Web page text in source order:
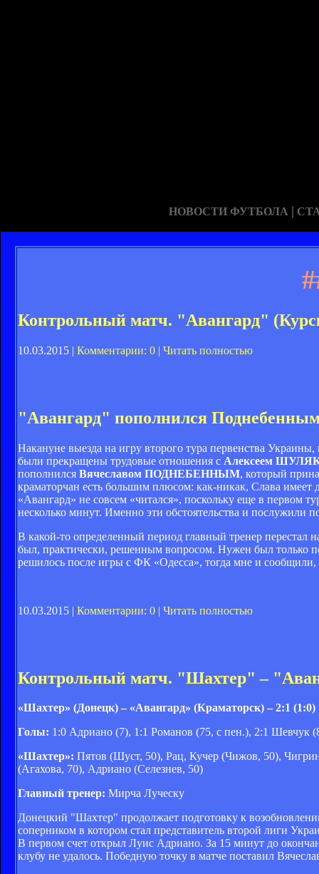
НОВОСТИ ФУТБОЛА |
Контрольный матч. "Авангард"
10.03.2015 | Комментарии: 0 | Читать полностью
"Авангард" пополнился
Накануне выезда на игру второго тура первенства
были прекращены трудовые отношения с Алексеем
пополнился Вячеславом ПОДНЕБЕННЫМ, который
краматорчан есть большим плюсом: как-никак, Слава
«Авангард» не совсем «читался», поскольку еще в первом
несколько минут. Именно эти обстоятельства и послужили
В какой-то определенный период главный тренер перестал
был, практически, решенным вопросом. Нужен был только
решилось после игры с ФК «Одесса», тогда мне и сообщили,
10.03.2015 | Комментарии: 0 | Читать полностью
Контрольный матч. "Шахтер" –
«Шахтер» (Донецк) – «Авангард» (Краматорск) – 2:1 (1:0)
Голы: 1:0 Адриано (7), 1:1 Романов (75, с пен.), 2:1 Шевчук
«Шахтер»: Пятов (Шуст, 50), Рац, Кучер (Чижов, 50),
(Агахова, 70), Адриано (Селезнев, 50)
Главный тренер: Мирча Луческу
Донецкий "Шахтер" продолжает подготовку к
соперником в котором стал представитель второй лиги
В первом счет открыл Луис Адриано. За 15 минут до
клубу не удалось. Победную точку в матче поставил